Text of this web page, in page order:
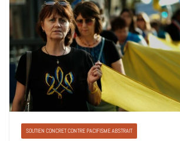
SOUTIEN CONCRET CONTRE PACIFISME ABSTRAIT